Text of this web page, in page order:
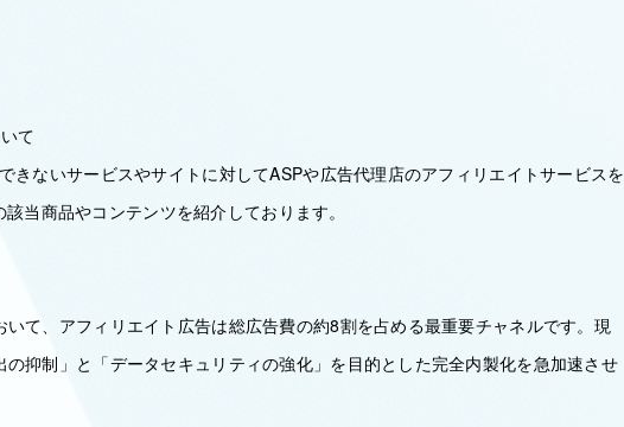
て
きないサービスやサイトに対してASPや広告代理店のアフィリエイトサービスを
当商品やコンテンツを紹介しております。
て、アフィリエイト広告は総広告費の約8割を占める最重要チャネルです。現
抑制」と「データセキュリティの強化」を目的とした完全内製化を急加速させ